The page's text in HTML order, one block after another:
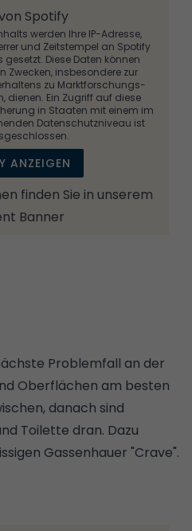
Spotify
werden Ihre IP-Adresse,
und Zeitstempel an Spotify
Diese Daten können
Zwecken, insbesondere zur
zu Marktforschungs-
dienen. Ein Zugriff auf diese
in Staaten mit einem im
Datenschutzniveau ist
ANZEIGEN
finden Sie in unserem
Banner
Problemfall an der
Oberflächen am besten
danach sind
Toilette dran. Dazu
Gassenhauer "Crave".